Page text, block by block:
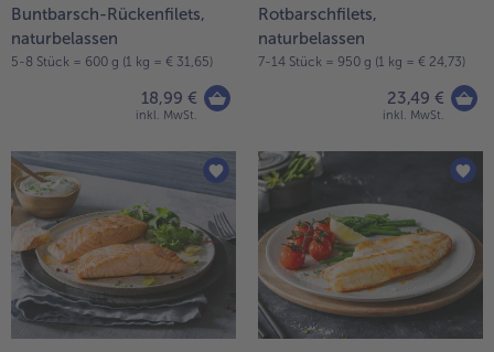
Weiterempfehlen &
Buntbarsch-Rückenfilets,
naturbelassen
5-8 Stück = 600 g (1 kg = € 31,65)
18,99 €
inkl. MwSt.
Rotbarschfilets,
naturbelassen
7-14 Stück = 950 g (1 kg = € 24,73)
23,49 €
inkl. MwSt.